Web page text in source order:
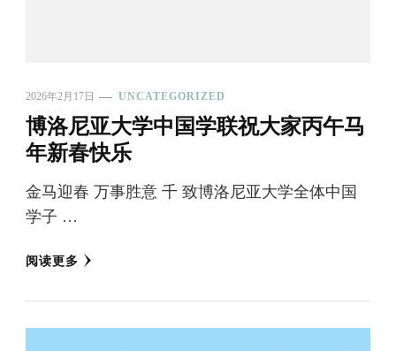
2026年2月17日 UNCATEGORIZED
博洛尼亚大学中国学联祝大家丙午马
年新春快乐
金马迎春 万事胜意 千 致博洛尼亚大学全体中国
学子 …
阅读更多